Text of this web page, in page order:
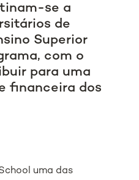
se a
de
Superior
com o
para uma
financeira dos
uma das